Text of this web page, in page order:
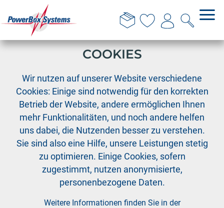
PowerBox T-Shirt 'Performance' Sonderedition -
schwarz - XS
DIESE WEBSITE VERWENDET
COOKIES
Wir nutzen auf unserer Website verschiedene
Cookies: Einige sind notwendig für den korrekten
Betrieb der Website, andere ermöglichen Ihnen
mehr Funktionalitäten, und noch andere helfen
uns dabei, die Nutzenden besser zu verstehen.
Sie sind also eine Hilfe, unsere Leistungen stetig
zu optimieren. Einige Cookies, sofern
zugestimmt, nutzen anonymisierte,
personenbezogene Daten.
Weitere Informationen finden Sie in der